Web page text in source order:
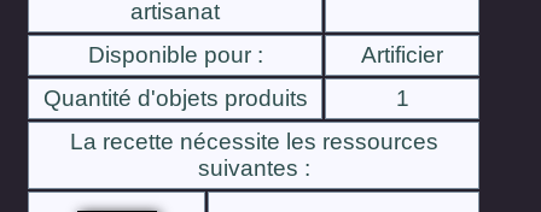
artisanat
Disponible pour :
Artificier
Quantité d'objets produits
1
La recette nécessite les ressources
suivantes :